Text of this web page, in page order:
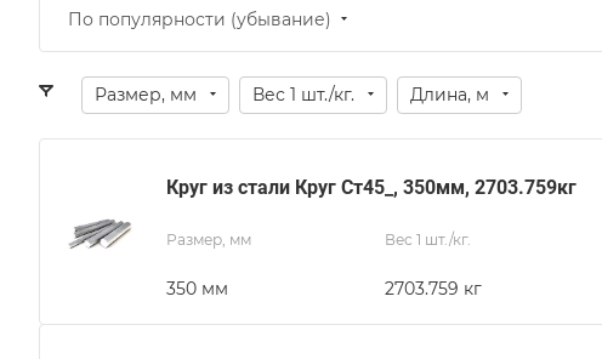
По популярности (убывание)
Размер, мм Вес 1 шт./кг. Длина, м
Круг из стали Круг Ст45_, 350мм, 2703.759кг
Размер, мм
350 мм
Вес 1 шт./кг.
2703.759 кг